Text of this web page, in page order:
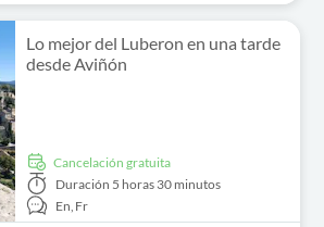
Lo mejor del Luberon en una tarde
desde Aviñón
cancelación gratuita
Duración 5 horas 30 minutos
En, Fr